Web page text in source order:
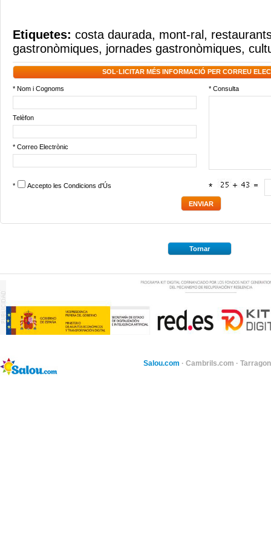
Etiquetes: costa daurada, mont-ral ,
gastronòmiques, jornades gastronòmiques,
SOL·LICITAR MÉS INFORMACIÓ PER CORREU
* Nom i Cognoms * Consulta
Telèfon
* Correo Electrònic
* Accepto les Condicions d'Ús *
Tornar
Salou.com · Cambrils.com ·